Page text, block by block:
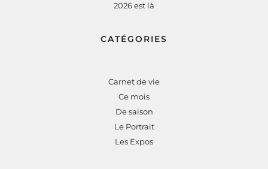
2026 est là
CATÉGORIES
Carnet de vie
Ce mois
De saison
Le Portrait
Les Expos